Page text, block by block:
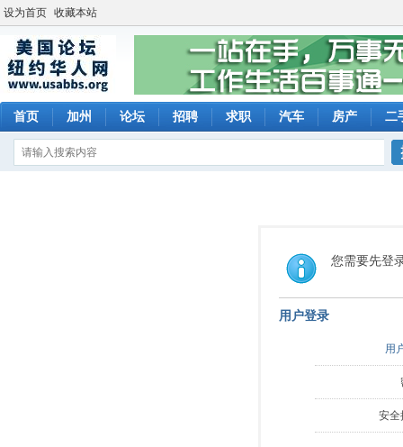
设为首页 收藏本站
首页 加州 论坛 招聘 求职 汽车 房产 二
您需要先登
用户登录
用
安全